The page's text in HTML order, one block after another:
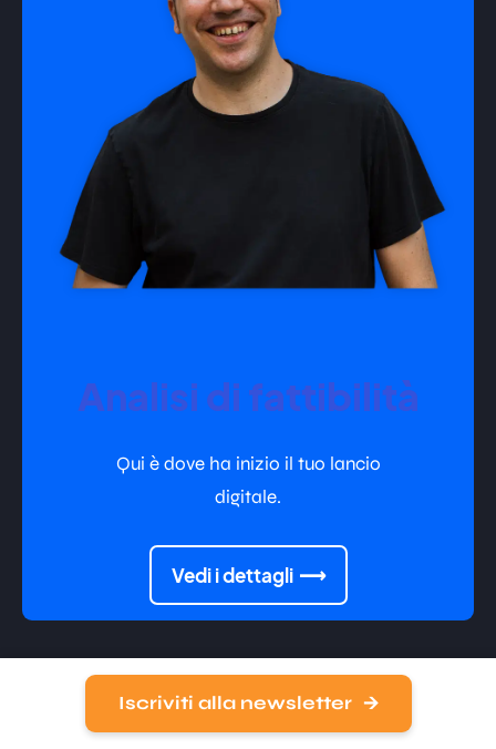
Iscriviti alla newsletter
Analisi di fattibilità
Qui è dove ha inizio il tuo lancio
digitale.
Vedi i dettagli